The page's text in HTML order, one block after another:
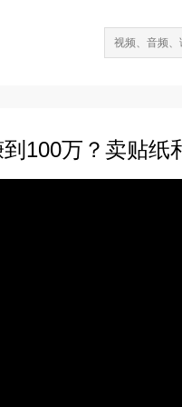
100万？卖贴纸